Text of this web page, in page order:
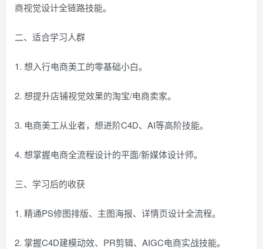
商视觉设计全链路技能。
二、适合学习人群
1. 想入行电商美工的零基础小白。
2. 想提升店铺视觉效果的淘宝/电商卖家。
3. 电商美工从业者，想进阶C4D、AI等高阶技能。
4. 想掌握电商全流程设计的平面/新媒体设计师。
三、学习后的收获
1. 精通PS修图排版、主图海报、详情页设计全流程。
2. 掌握C4D建模动效、PR剪辑、AIGC电商实战技能。